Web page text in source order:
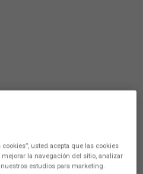
usted acepta que las cookies
la navegación del sitio, analizar
estudios para marketing.